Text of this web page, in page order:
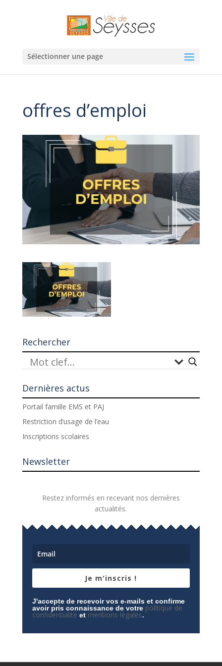
Sélectionner une page
offres d’emploi
Rechercher
Dernières actus
Portail famille EMS et PAJ
Restriction d’usage de l’eau
Inscriptions scolaires
Newsletter
Restez informés en recevant nos dernières
actualités.
Je m'inscris !
J'accepte de recevoir vos e-mails et confirme
avoir pris connaissance de votre politique de
confidentialité et mentions légales.